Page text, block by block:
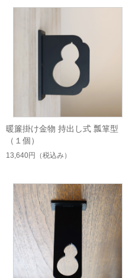
暖簾掛け金物 持出し式 瓢箪型
（１個）
13,640円 （税込み）